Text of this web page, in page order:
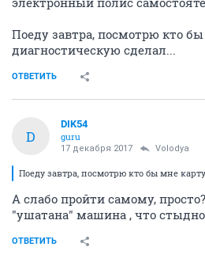
Поеду завтра, посмотрю кто
диагностическую сделал...
ОТВЕТИТЬ
D
DIK54
guru
17 декабря 2017 Volodya
Поеду завтра, посмотрю кто бы мне
А слабо пройти самому,
"ушатана" машина , что стыдно
ОТВЕТИТЬ